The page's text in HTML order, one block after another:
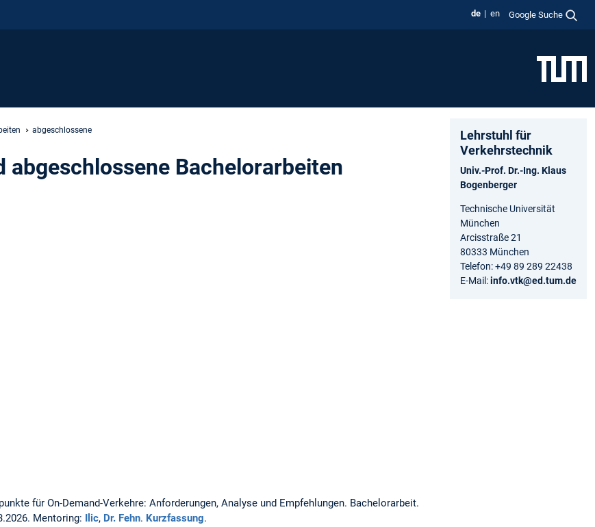
de en Google Suche
abgeschlossene
abgeschlossene Bachelorarbeiten
für On-Demand-Verkehre: Anforderungen, Analyse und Empfehlungen. Bachelorarbeit.
Mentoring: Ilic, Dr. Fehn. Kurzfassung.
Lehrstuhl für
Verkehrstechnik
Univ.-Prof. Dr.-Ing. Klaus
Bogenberger
Technische Universität
München
Arcisstraße 21
80333 München
Telefon: +49 89 289 22438
E-Mail:info.vtk@ed.tum.de